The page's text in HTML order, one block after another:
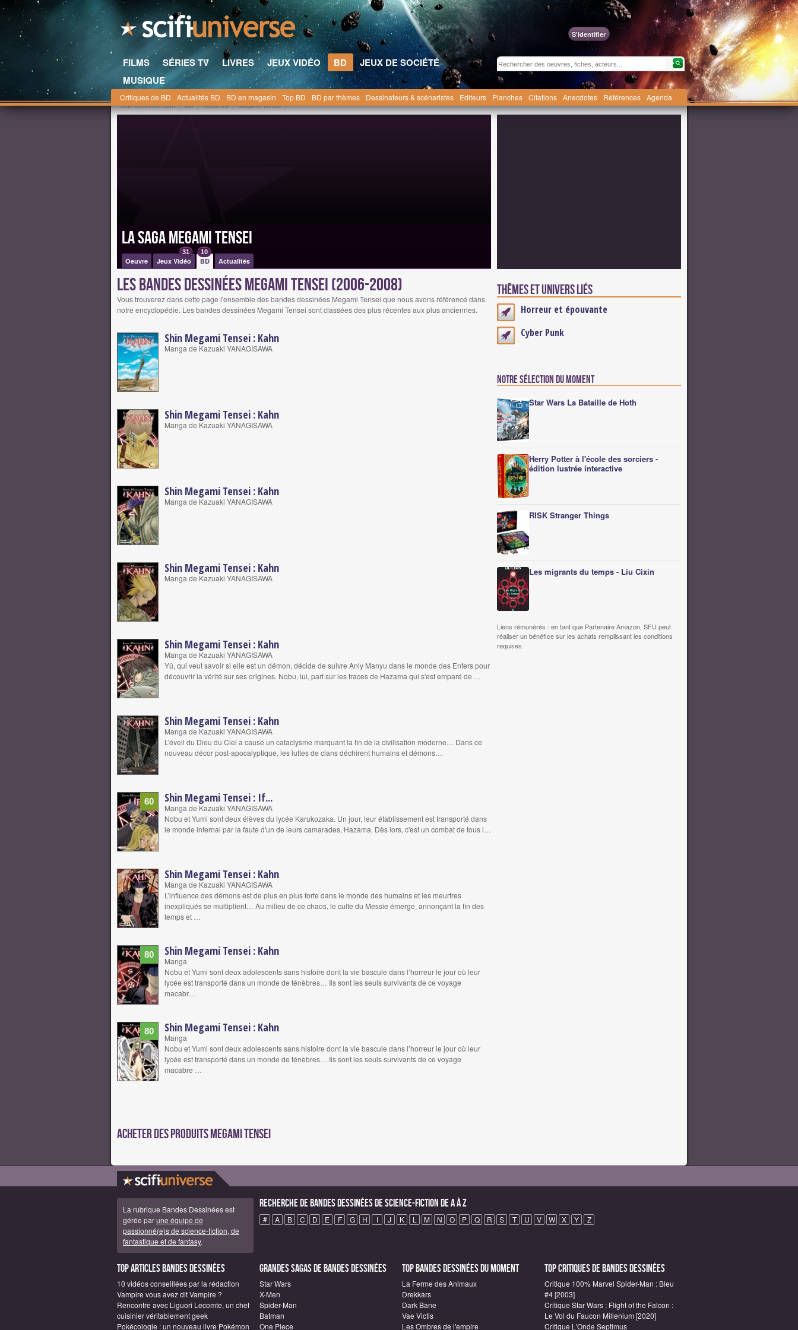
S'identifier
FILMS SÉRIES TV LIVRES JEUX VIDÉO BD
JEUX DE SOCIÉTÉ
MUSIQUE
Critiques de BD Actualités BD BD en magasin Top BD BD par thèmes Dessinateurs & scénaristes Editeurs Planches Citations Anecdotes Références Agenda
Scifi-Universe.com BD Oeuvres Megami Tensei
La saga Megami Tensei
Oeuvre Jeux Vidéo
31
BD
10
Actualités
Les bandes dessinées Megami Tensei (2006-2008)
Vous trouverez dans cette page l'ensemble des bandes dessinées Megami Tensei que nous avons référencé dans
notre encyclopédie. Les bandes dessinées Megami Tensei sont classées des plus récentes aux plus anciennes.
Shin Megami Tensei : Kahn
Manga de Kazuaki YANAGISAWA
Shin Megami Tensei : Kahn
Manga de Kazuaki YANAGISAWA
Shin Megami Tensei : Kahn
Manga de Kazuaki YANAGISAWA
Shin Megami Tensei : Kahn
Manga de Kazuaki YANAGISAWA
Shin Megami Tensei : Kahn
Manga de Kazuaki YANAGISAWA
Yû, qui veut savoir si elle est un démon, décide de suivre Anly Manyu dans le monde des Enfers pour
découvrir la vérité sur ses origines. Nobu, lui, part sur les traces de Hazama qui s'est emparé de …
Shin Megami Tensei : Kahn
Manga de Kazuaki YANAGISAWA
L’éveil du Dieu du Ciel a causé un cataclysme marquant la fin de la civilisation moderne… Dans ce
nouveau décor post-apocalyptique, les luttes de clans déchirent humains et démons…
60 Shin Megami Tensei : If...
Manga de Kazuaki YANAGISAWA
Nobu et Yumi sont deux élèves du lycée Karukozaka. Un jour, leur établissement est transporté dans
le monde infernal par la faute d'un de leurs camarades, Hazama. Dès lors, c'est un combat de tous l…
Shin Megami Tensei : Kahn
Manga de Kazuaki YANAGISAWA
L’influence des démons est de plus en plus forte dans le monde des humains et les meurtres
inexpliqués se multiplient… Au milieu de ce chaos, le culte du Messie émerge, annonçant la fin des
temps et …
80 Shin Megami Tensei : Kahn
Manga
Nobu et Yumi sont deux adolescents sans histoire dont la vie bascule dans l’horreur le jour où leur
lycée est transporté dans un monde de ténèbres… Ils sont les seuls survivants de ce voyage
macabr…
80 Shin Megami Tensei : Kahn
Manga
Nobu et Yumi sont deux adolescents sans histoire dont la vie bascule dans l’horreur le jour où leur
lycée est transporté dans un monde de ténèbres… Ils sont les seuls survivants de ce voyage
macabre …
Acheter des produits Megami Tensei
Thêmes et univers liés
Horreur et épouvante
Cyber Punk
Notre sélection du moment
Star Wars La Bataille de Hoth
Herry Potter à l'école des sorciers -
édition lustrée interactive
RISK Stranger Things
Les migrants du temps - Liu Cixin
Liens rémunérés : en tant que Partenaire Amazon, SFU peut
réaliser un bénéfice sur les achats remplissant les conditions
requises.
La rubrique Bandes Dessinées est
gérée parune équipe de
passionné(e)s de science-fiction, de
fantastique et de fantasy.
Recherche de Bandes Dessinées de science-fiction de A à Z
# A B C D E F G H I J K L M N O P Q R S T U V W X Y Z
Top articles Bandes Dessinées
10 vidéos conseillées par la rédaction
Vampire vous avez dit Vampire ?
Rencontre avec Liguori Lecomte, un chef
cuisinier véritablement geek
Pokécologie : un nouveau livre Pokémon
Grandes sagas de Bandes Dessinées
Star Wars
X-Men
Spider-Man
Batman
One Piece
Top Bandes Dessinées du moment
La Ferme des Animaux
Drekkars
Dark Bane
Vae Victis
Les Ombres de l'empire
Top critiques de Bandes Dessinées
Critique 100% Marvel Spider-Man : Bleu
#4 [2003]
Critique Star Wars : Flight of the Falcon :
Le Vol du Faucon Millenium [2020]
Critique L'Onde Septimus